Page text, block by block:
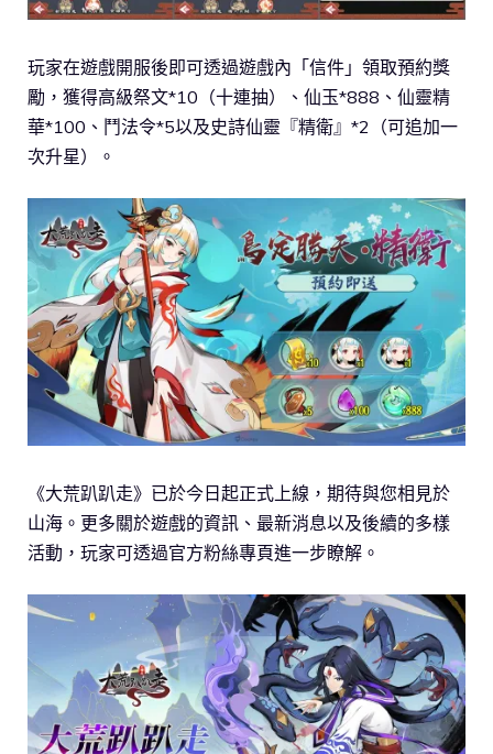
玩家在遊戲開服後即可透過遊戲內「信件」領取預約獎
勵，獲得高級祭文*10（十連抽）、仙玉*888、仙靈精
華*100、鬥法令*5以及史詩仙靈『精衛』*2（可追加一
次升星）。
《大荒趴趴走》已於今日起正式上線，期待與您相見於
山海。更多關於遊戲的資訊、最新消息以及後續的多樣
活動，玩家可透過官方粉絲專頁進一步瞭解。